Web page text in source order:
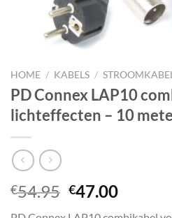
HOME / KABELS /
PD Connex LAP10
lichteffecten – 10
€54.95 €47.00Huidige